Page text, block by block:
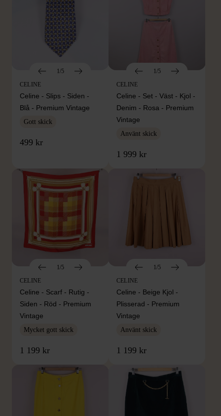
1/5
CELINE
Celine - Slips - Siden -
Blå - Premium Vintage
Gott skick
499 kr
1/5
CELINE
Celine - Set - Väst - Kjol -
Denim - Rosa - Premium
Vintage
Använt skick
1 999 kr
1/5
CELINE
Celine - Scarf - Rutig -
Siden - Röd - Premium
Vintage
Mycket gott skick
1 199 kr
1/5
CELINE
Celine - Beige Kjol -
Plisserad - Premium
Vintage
Använt skick
1 199 kr